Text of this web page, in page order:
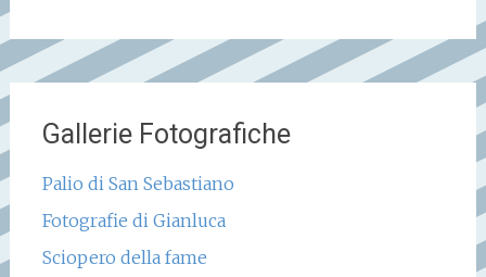
Gallerie Fotografiche
Palio di San Sebastiano
Fotografie di Gianluca
Sciopero della fame